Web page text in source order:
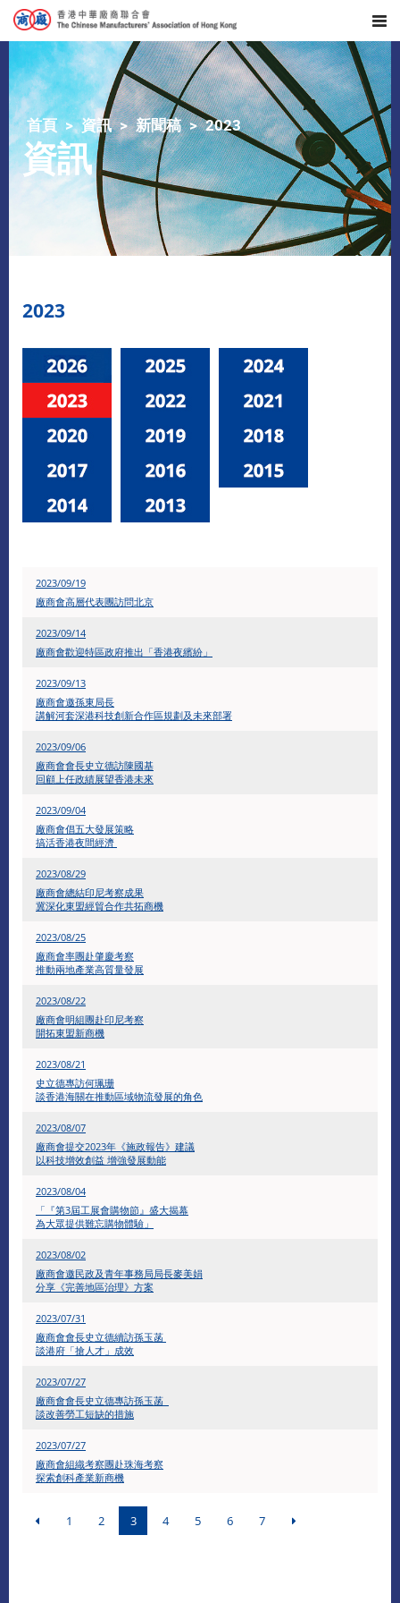
首頁 資訊 新聞稿 2023
資訊
2023
2023/09/19
廠商會高層代表團訪問北京
2023/09/14
廠商會歡迎特區政府推出「香港夜繽紛」
2023/09/13
廠商會邀孫東局長
講解河套深港科技創新合作區規劃及未來部署
2023/09/06
廠商會會長史立德訪陳國基
回顧上任政績展望香港未來
2023/09/04
廠商會倡五大發展策略
搞活香港夜間經濟
2023/08/29
廠商會總結印尼考察成果
冀深化東盟經貿合作共拓商機
2023/08/25
廠商會率團赴肇慶考察
​推動兩地產業高質量發展
2023/08/22
廠商會明組團赴印尼考察
開拓東盟新商機
2023/08/21
史立德專訪何珮珊
談香港海關在推動區域物流發展的角色
2023/08/07
廠商會提交2023年《施政報告》建議
以科技增效創益 增強發展動能
2023/08/04
「『第3屆工展會購物節』盛大揭幕
為大眾提供難忘購物體驗」
2023/08/02
廠商會邀民政及青年事務局局長麥美娟
分享《完善地區治理》方案
2023/07/31
廠商會會長史立德續訪孫玉菡
談港府「搶人才」成效
2023/07/27
​廠商會會長史立德專訪孫玉菡
談改善勞工短缺的措施
2023/07/27
廠商會組織考察團赴珠海考察
探索創科產業新商機
1 2 3 4 5 6 7